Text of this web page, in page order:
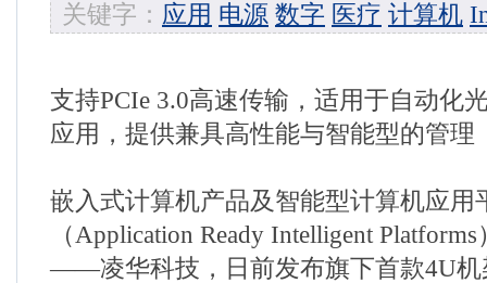
关键字： 应用 电源 数字 医疗 计算机
支持PCIe 3.0高速传输，适用于自动化
应用，提供兼具高性能与智能型的管理
嵌入式计算机产品及智能型计算机应用
（Application Ready Intelligent
——凌华科技，日前发布旗下首款4U机